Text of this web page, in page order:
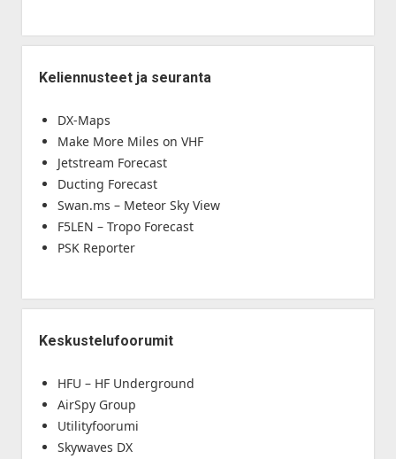
Keliennusteet ja seuranta
DX-Maps
Make More Miles on VHF
Jetstream Forecast
Ducting Forecast
Swan.ms – Meteor Sky View
F5LEN – Tropo Forecast
PSK Reporter
Keskustelufoorumit
HFU – HF Underground
AirSpy Group
Utilityfoorumi
Skywaves DX